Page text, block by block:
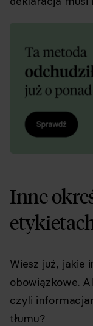
Inne
Wiesz już, jakie
obowiązkowe.
czyli
tłumu?